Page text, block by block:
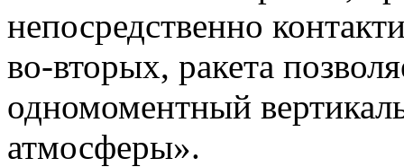
непосредственно
во-вторых, ракета
одномоментный
атмосферы».